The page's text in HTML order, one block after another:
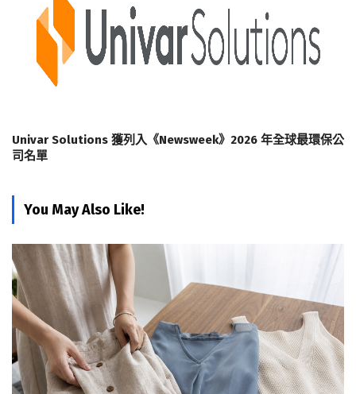
Univar Solutions 獲列入《Newsweek》2026 年全球最環保公
司名單
You May Also Like!